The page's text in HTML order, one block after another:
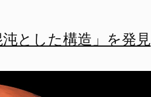
とした構造」を発見